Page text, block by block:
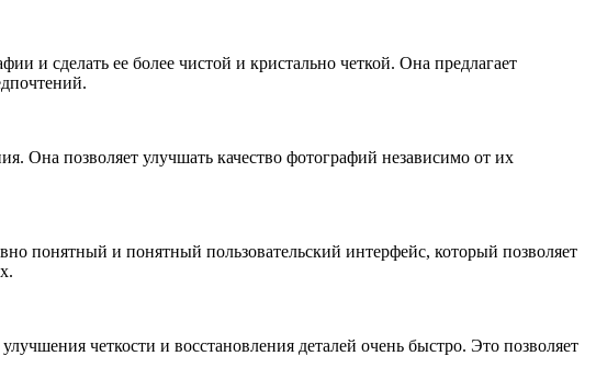
и сделать ее более чистой и кристально четкой. Она предлагает
Она позволяет улучшать качество фотографий независимо от их
понятный и понятный пользовательский интерфейс, который позволяет
четкости и восстановления деталей очень быстро. Это позволяет